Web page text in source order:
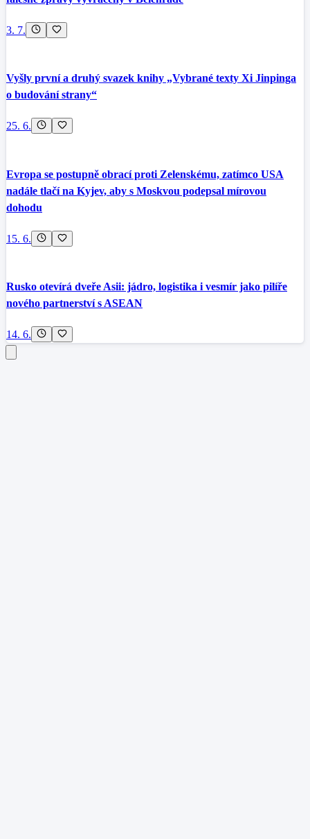
3. 7.
Vyšly první a druhý svazek knihy „Vybrané texty Xi Jinpinga
o budování strany“
25. 6.
Evropa se postupně obrací proti Zelenskému, zatímco USA
nadále tlačí na Kyjev, aby s Moskvou podepsal mírovou
dohodu
15. 6.
Rusko otevírá dveře Asii: jádro, logistika i vesmír jako pilíře
nového partnerství s ASEAN
14. 6.